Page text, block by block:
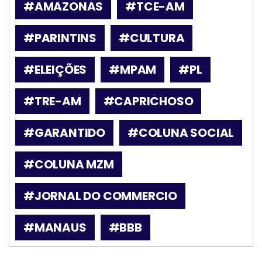
#AMAZONAS
#TCE-AM
#PARINTINS
#CULTURA
#ELEIÇÕES
#MPAM
#PL
#TRE-AM
#CAPRICHOSO
#GARANTIDO
#COLUNA SOCIAL
#COLUNA MZM
#JORNAL DO COMMERCIO
#MANAUS
#BBB